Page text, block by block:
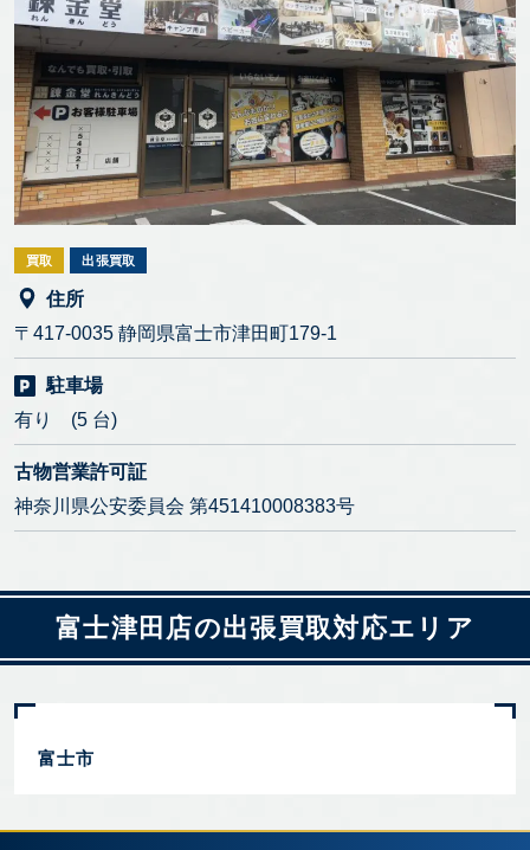
買取 出張買取
住所
〒417-0035 静岡県富士市津田町179-1
駐車場
有り (5 台)
古物営業許可証
神奈川県公安委員会 第451410008383号
富士津田店の出張買取対応エリア
富士市